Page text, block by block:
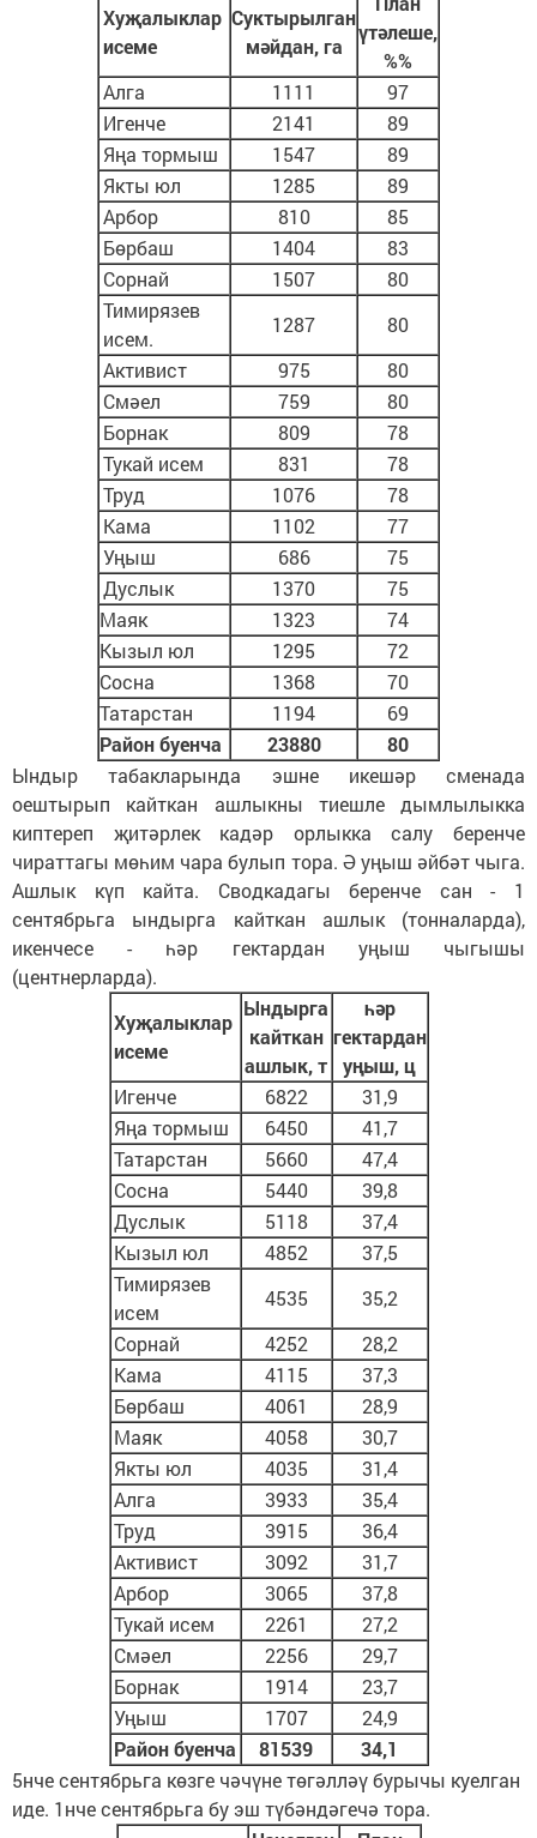
Хуҗалыклар
исеме
Суктырылган
мәйдан, га
үтәлеше,
%%
Алга
1111
97
Игенче
2141
89
Яңа тормыш
1547
89
Якты юл
1285
89
Арбор
810
85
Бөрбаш
1404
83
Сорнай
1507
80
Тимирязев
исем.
1287
80
Активист
975
80
Смәел
759
80
Борнак
809
78
Тукай исем
831
78
Труд
1076
78
Кама
1102
77
Уңыш
686
75
Дуслык
1370
75
Маяк
1323
74
Кызыл юл
1295
72
Сосна
1368
70
Татарстан
1194
69
Район буенча
23880
80
Ындыр табакларында эшне икешәр сменада
оештырып кайткан ашлыкны тиешле дымлылыкка
киптереп җитәрлек кадәр орлыкка салу беренче
чираттагы мөһим чара булып тора. Ә уңыш әйбәт чыга.
Ашлык күп кайта. Сводкадагы беренче сан - 1
сентябрьга ындырга кайткан ашлык (тонналарда),
икенчесе - һәр гектардан уңыш чыгышы
(центнерларда).
Хуҗалыклар
исеме
Ындырга
кайткан
ашлык, т
һәр
гектардан
уңыш, ц
Игенче
6822
31,9
Яңа тормыш
6450
41,7
Татарстан
5660
47,4
Сосна
5440
39,8
Дуслык
5118
37,4
Кызыл юл
4852
37,5
Тимирязев
исем
4535
35,2
Сорнай
4252
28,2
Кама
4115
37,3
Бөрбаш
4061
28,9
Маяк
4058
30,7
Якты юл
4035
31,4
Алга
3933
35,4
Труд
3915
36,4
Активист
3092
31,7
Арбор
3065
37,8
Тукай исем
2261
27,2
Смәел
2256
29,7
Борнак
1914
23,7
Уңыш
1707
24,9
Район буенча
81539
34,1
5нче сентябрьга көзге чәчүне төгәлләү бурычы куелган
иде. 1нче сентябрьга бу эш түбәндәгечә тора.